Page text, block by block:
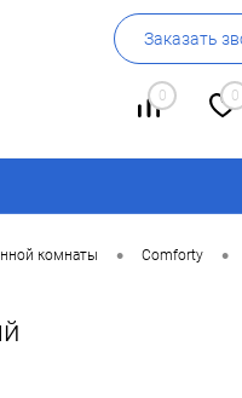
Заказать
0 0
комнаты • Comforty •